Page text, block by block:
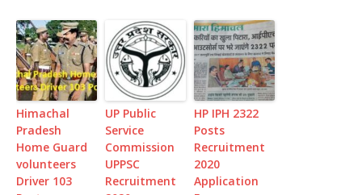
Himachal
Pradesh
Home Guard
volunteers
Driver 103
UP Public
Service
Commission
UPPSC
Recruitment
HP IPH 2322
Posts
Recruitment
2020
Application